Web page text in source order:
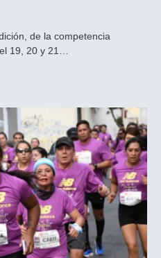
de la competencia
19, 20 y 21…